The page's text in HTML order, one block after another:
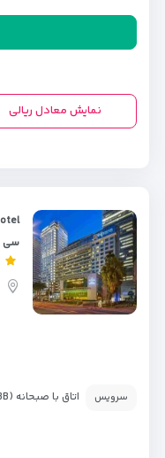
نمایش معادل ریالی
سی
سرویس اتاق با صبحانه (BB)